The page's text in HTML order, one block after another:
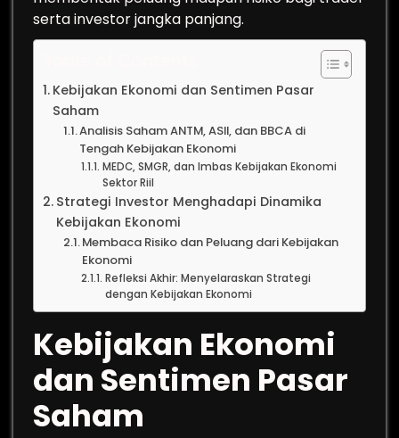
serta investor jangka panjang.
Kebijakan Ekonomi dan Sentimen Pasar
Saham
Analisis Saham ANTM, ASII, dan BBCA di
Tengah Kebijakan Ekonomi
MEDC, SMGR, dan Imbas Kebijakan Ekonomi
Sektor Riil
Strategi Investor Menghadapi Dinamika
Kebijakan Ekonomi
Membaca Risiko dan Peluang dari Kebijakan
Ekonomi
Refleksi Akhir: Menyelaraskan Strategi
dengan Kebijakan Ekonomi
Kebijakan Ekonomi
dan Sentimen Pasar
Saham